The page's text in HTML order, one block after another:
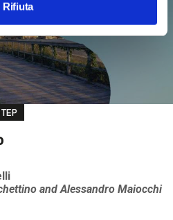
Rifiuta
andAlessandro Maiocchi